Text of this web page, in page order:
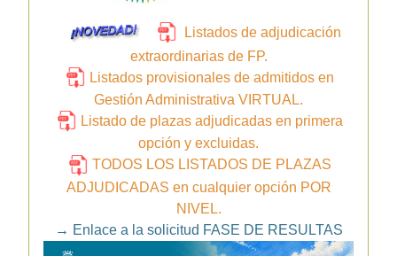
Listados de adjudicación
extraordinarias de FP.
Listados provisionales de admitidos en
Gestión Administrativa VIRTUAL.
Listado de plazas adjudicadas en primera
opción y excluidas.
TODOS LOS LISTADOS DE PLAZAS
ADJUDICADAS en cualquier opción POR
NIVEL.
→ Enlace a la solicitud FASE DE RESULTAS